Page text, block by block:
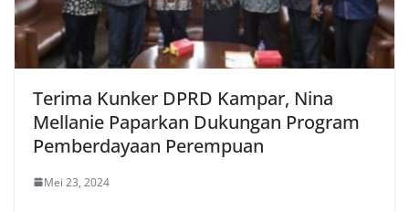
Terima Kunker DPRD Kampar, Nina
Mellanie Paparkan Dukungan Program
Pemberdayaan Perempuan
Mei 23, 2024